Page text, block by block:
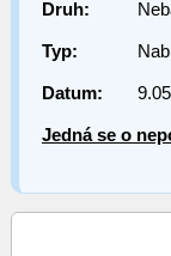
Druh:
Typ:
Datum:
Jedná se o